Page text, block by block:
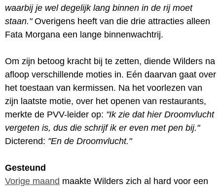
waarbij je wel degelijk lang binnen in de rij moet
staan."Overigens heeft van die drie attracties alleen
Fata Morgana een lange binnenwachtrij.
Om zijn betoog kracht bij te zetten, diende Wilders na
afloop verschillende moties in. Eén daarvan gaat over
het toestaan van kermissen. Na het voorlezen van
zijn laatste motie, over het openen van restaurants,
merkte de PVV-leider op: "Ik zie dat hier Droomvlucht
vergeten is, dus die schrijf ik er even met pen bij."
Dicterend: "En de Droomvlucht."
Gesteund
Vorige maand maakte Wilders zich al hard voor een